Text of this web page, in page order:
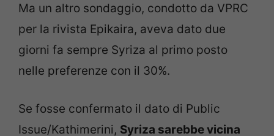
Ma un altro sondaggio, condotto da VPRC
per la rivista Epikaira, aveva dato due
giorni fa sempre Syriza al primo posto
nelle preferenze con il 30%.
Se fosse confermato il dato di Public
Issue/Kathimerini, Syriza sarebbe vicina